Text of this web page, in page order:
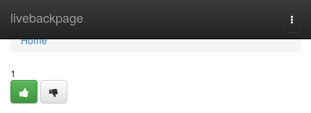
livebackpage
Home
Home
1